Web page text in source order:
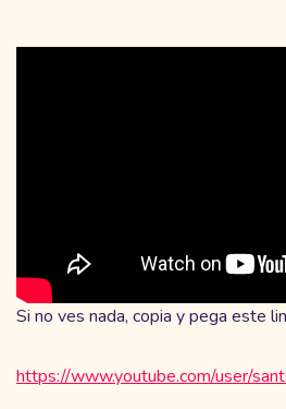
Si no ves nada, copia y pega este
https://www.youtube.com/user/